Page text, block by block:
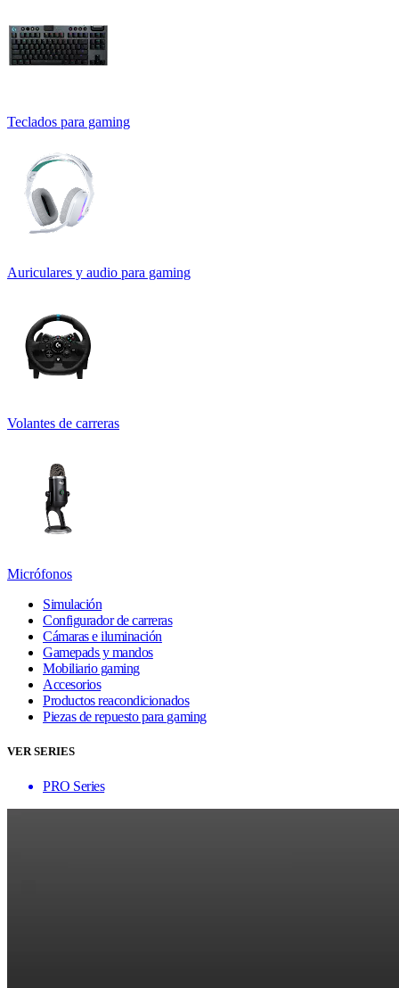
Teclados para gaming
Auriculares y audio para gaming
Volantes de carreras
Micrófonos
Simulación
Configurador de carreras
Cámaras e iluminación
Gamepads y mandos
Mobiliario gaming
Accesorios
Productos reacondicionados
Piezas de repuesto para gaming
VER SERIES
PRO Series